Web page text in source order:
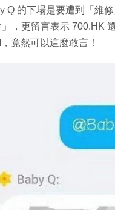
Q 的下場是要遭到「維
，更留言表示 700.HK
竟然可以這麼敢言！